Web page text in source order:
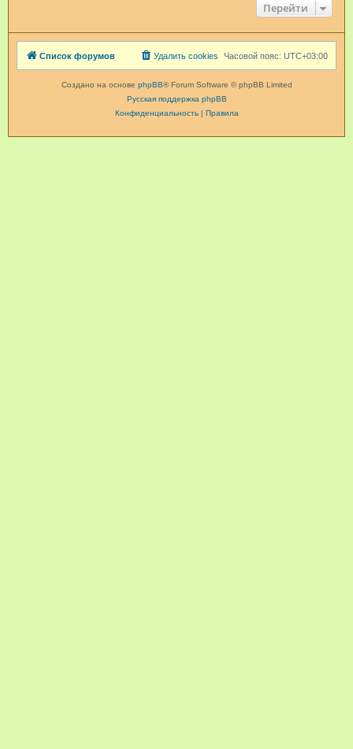
Перейти
Список форумов Часовой пояс: UTC+03:00
Удалить cookies
Создано на основе phpBB® Forum Software © phpBB Limited
Русская поддержка phpBB
Конфиденциальность| Правила